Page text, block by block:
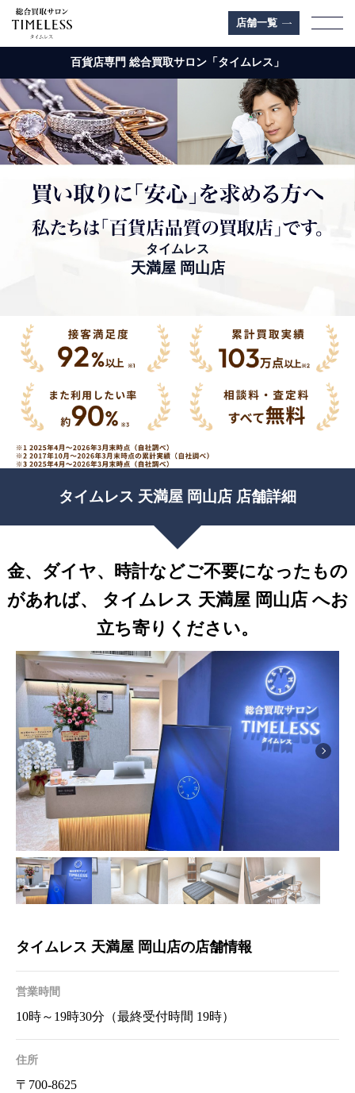
百貨店専門 総合買取サロン「タイムレス」
店舗一覧
天満屋 岡山店
タイムレス 天満屋 岡山店 店舗詳細
金、ダイヤ、時計などご不要になったもの
があれば、
タイムレス 天満屋 岡山店 へお
立ち寄りください。
タイムレス 天満屋 岡山店の店舗情報
営業時間
10時～19時30分（最終受付時間 19時）
住所
〒700-8625